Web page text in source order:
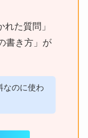
れた質問」
書き方」が
なのに使わ